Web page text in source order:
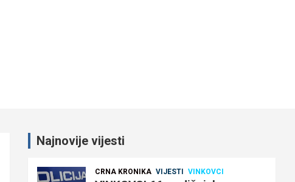
Najnovije vijesti
CRNA KRONIKA VIJESTI VINKOVCI